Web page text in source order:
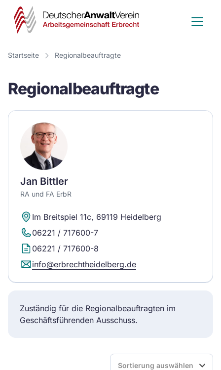
Deutscher
Anwalt
Erbrecht
Startseite Regionalbeauftragte
Regionalbeauftragte
Jan Bittler
RA und FA ErbR
Im Breitspiel 11c, 69119 Heidelberg
06221 / 717600-7
06221 / 717600-8
info@erbrechtheidelberg.de
Zuständig für die Regionalbeauftragten im
Geschäftsführenden Ausschuss.
Sortieren
Sortierung auswählen